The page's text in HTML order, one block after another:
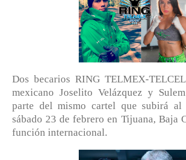
Dos becarios RING TELMEX-
mexicano Joselito Velázquez y
parte del mismo cartel que subirá
sábado 23 de febrero en Tijuana, Baja
función internacional.